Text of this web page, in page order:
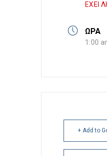
ΕΧΕΙ
ΩΡΑ
1:00
+ Add to